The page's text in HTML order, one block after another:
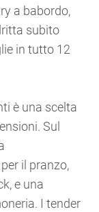
a babordo,
subito
in tutto 12
è una scelta
Sul
il pranzo,
e una
I tender